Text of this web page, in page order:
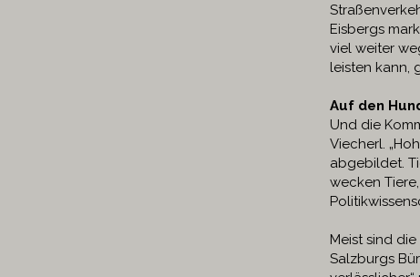
Eisbergs
viel weiter
leisten kann,
Auf den
Und die
Viecherl.
abgebildet.
wecken
Meist sind
Salzburgs